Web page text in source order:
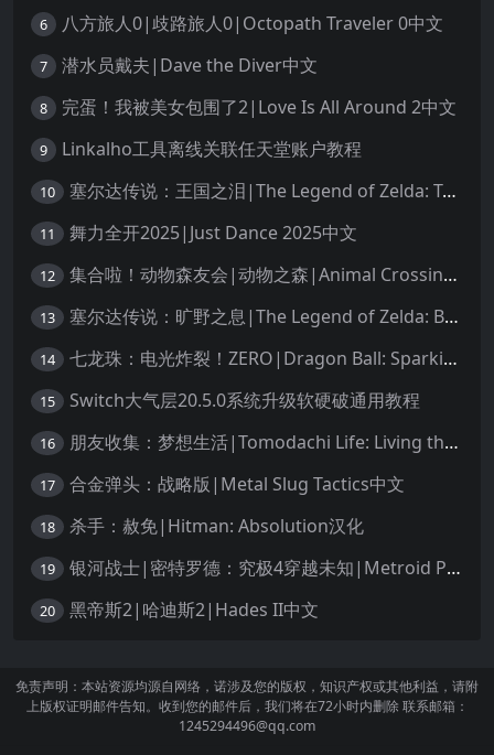
6 八方旅人0|歧路旅人0|Octopath Traveler 0中文
7 潜水员戴夫|Dave the Diver中文
8 完蛋！我被美女包围了2|Love Is All Around 2中文
9 Linkalho工具离线关联任天堂账户教程
10 塞尔达传说：王国之泪|The Legend of Zelda: Tears of the Kingdom中文
11 舞力全开2025|Just Dance 2025中文
12 集合啦！动物森友会|动物之森|Animal Crossing: New Horizons中文
13 塞尔达传说：旷野之息|The Legend of Zelda: Breath of the Wild中文
14 七龙珠：电光炸裂！ZERO|Dragon Ball: Sparking! Zero中文
15 Switch大气层20.5.0系统升级软硬破通用教程
16 朋友收集：梦想生活|Tomodachi Life: Living the Dream中文
17 合金弹头：战略版|Metal Slug Tactics中文
18 杀手：赦免|Hitman: Absolution汉化
19 银河战士|密特罗德：究极4穿越未知|Metroid Prime 4: Beyond中文
20 黑帝斯2|哈迪斯2|Hades II中文
免责声明：本站资源均源自网络，诺涉及您的版权，知识产权或其他利益，请附
上版权证明邮件告知。收到您的邮件后，我们将在72小时内删除 联系邮箱：
1245294496@qq.com